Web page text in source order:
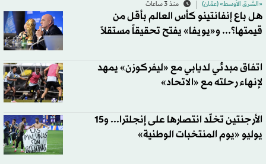
«الشرق الأوسط» (عمّان) منذ 3 ساعات
هل باع إنفانتينو كأس العالم بأقل من
قيمتها؟... و«يويفا» يفتح تحقيقاً مستقلاً
اتفاق مبدئي لديابي مع «ليفركوزن» يمهد
لإنهاء رحلته مع «الاتحاد»
الأرجنتين تخلّد انتصارها على إنجلترا... و15
يوليو «يوم المنتخبات الوطنية»